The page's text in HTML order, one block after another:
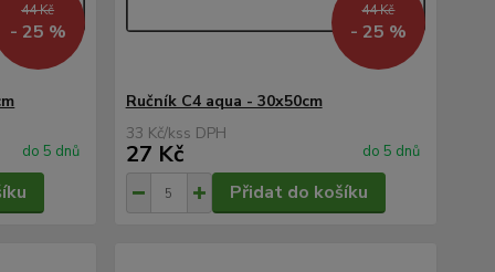
44 Kč
- 25 %
do 5 dnů
44 Kč
- 25 %
Ručník C4 aqua - 30x50cm
33 Kč/ks
27 Kč do 5 dnů
Přidat do košíku